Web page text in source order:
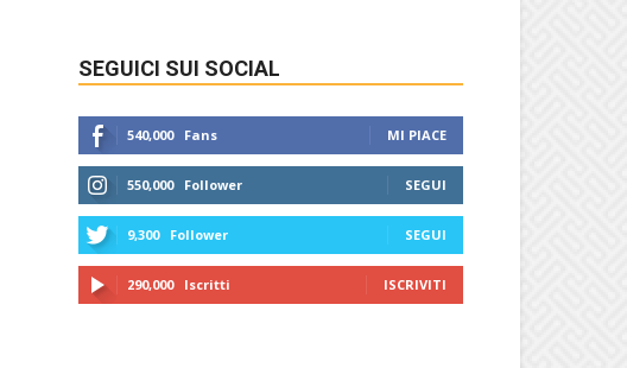
SEGUICI SUI SOCIAL
540,000 Fans MI PIACE
550,000 Follower SEGUI
9,300 Follower SEGUI
290,000 Iscritti ISCRIVITI